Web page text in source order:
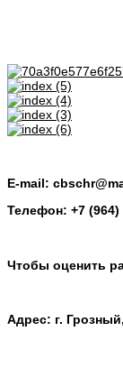
E-mail:
Телефон: +7 (964)
Чтобы оценить
Адрес: г.